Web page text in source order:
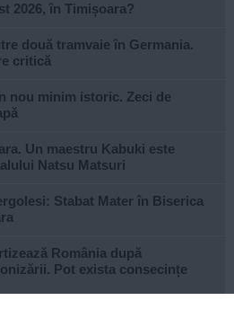
2026, în Timișoara?
două tramvaie în Germania.
critică
nou minim istoric. Zeci de
Un maestru Kabuki este
Natsu Matsuri
Stabat Mater în Biserica
România după
Pot exista consecințe